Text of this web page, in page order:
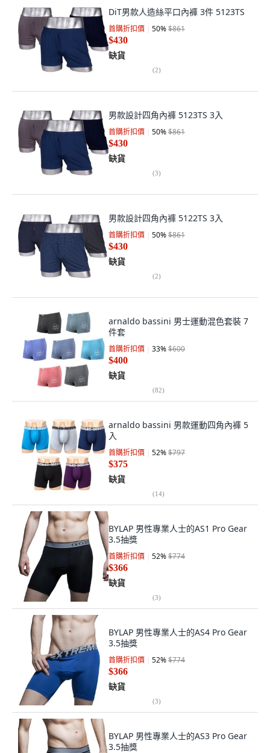
DiT男款人造絲平口內褲 3件 5123TS
首購折扣價 50%$861
$430
缺貨
(2)
男款設計四角內褲 5123TS 3入
首購折扣價 50%$861
$430
缺貨
(3)
男款設計四角內褲 5122TS 3入
首購折扣價 50%$861
$430
缺貨
(2)
arnaldo bassini 男士運動混色套裝 7
件套
首購折扣價 33%$600
$400
缺貨
(82)
arnaldo bassini 男款運動四角內褲 5
入
首購折扣價 52%$797
$375
缺貨
(14)
BYLAP 男性專業人士的AS1 Pro Gear
3.5抽獎
首購折扣價 52%$774
$366
缺貨
(3)
BYLAP 男性專業人士的AS4 Pro Gear
3.5抽獎
首購折扣價 52%$774
$366
缺貨
(3)
BYLAP 男性專業人士的AS3 Pro Gear
3.5抽獎